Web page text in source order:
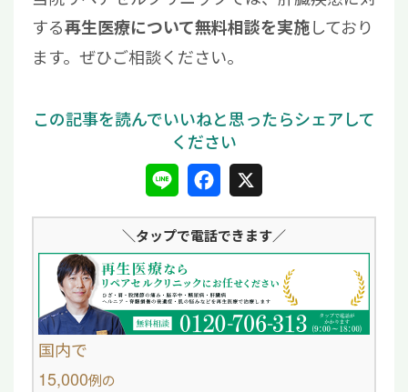
する再生医療について無料相談を実施しており
ます。ぜひご相談ください。
L
n
e
F
c
e
b
o
X
＼タップで電話できます／
国内で
15,000例の